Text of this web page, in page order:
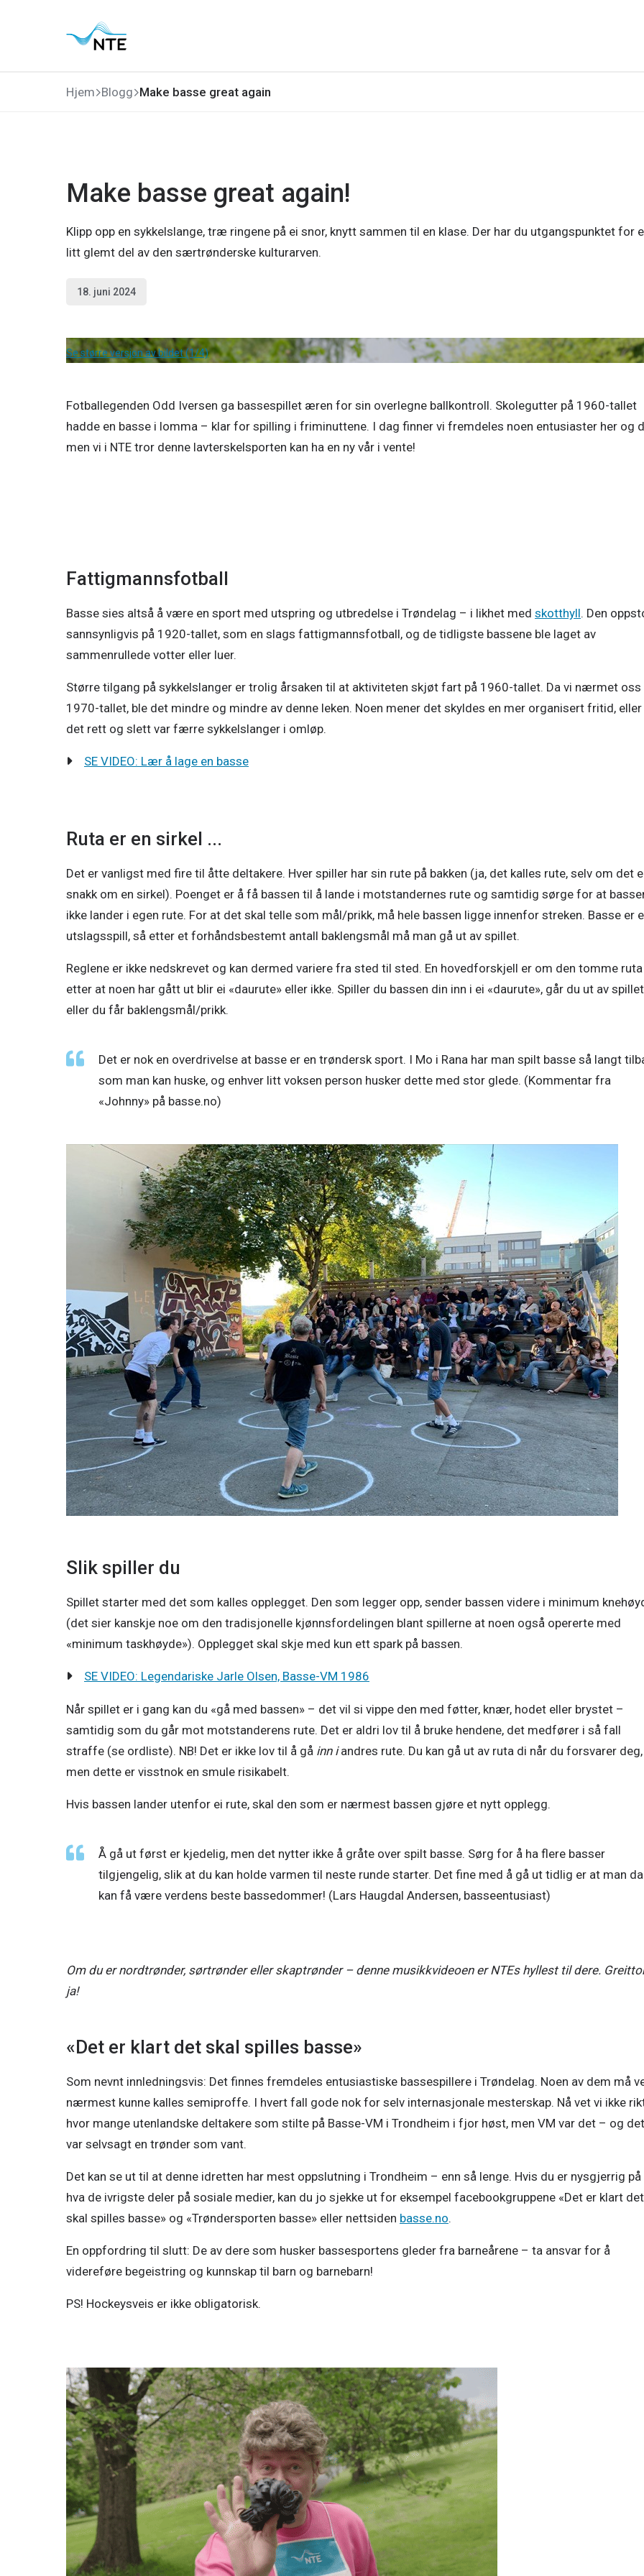
Hjem Blogg Make basse great again
Make basse great again!
Klipp opp en sykkelslange, træ ringene på ei snor, knytt sammen til en klase. Der har du utgangspunktet for
litt glemt del av den særtrønderske kulturarven.
18. juni 2024
Se større versjon av bildet (1/4)
Fotballegenden Odd Iversen ga bassespillet æren for sin overlegne ballkontroll. Skolegutter på 1960-tallet
hadde en basse i lomma – klar for spilling i friminuttene. I dag finner vi fremdeles noen entusiaster her og
men vi i NTE tror denne lavterskelsporten kan ha en ny vår i vente!
Fattigmannsfotball
Basse sies altså å være en sport med utspring og utbredelse i Trøndelag – i likhet med skotthyll. Den
sannsynligvis på 1920-tallet, som en slags fattigmannsfotball, og de tidligste bassene ble laget av
sammenrullede votter eller luer.
Større tilgang på sykkelslanger er trolig årsaken til at aktiviteten skjøt fart på 1960-tallet. Da vi nærmet oss
1970-tallet, ble det mindre og mindre av denne leken. Noen mener det skyldes en mer organisert fritid,
det rett og slett var færre sykkelslanger i omløp.
SE VIDEO: Lær å lage en basse
Foto: Lars Haugdal Andersen/basse.no.
Ruta er en sirkel ...
Det er vanligst med fire til åtte deltakere. Hver spiller har sin rute på bakken (ja, det kalles rute, selv om det
snakk om en sirkel). Poenget er å få bassen til å lande i motstandernes rute og samtidig sørge for at
ikke lander i egen rute. For at det skal telle som mål/prikk, må hele bassen ligge innenfor streken. Basse er
utslagsspill, så etter et forhåndsbestemt antall baklengsmål må man gå ut av spillet.
Reglene er ikke nedskrevet og kan dermed variere fra sted til sted. En hovedforskjell er om den tomme ruta
etter at noen har gått ut blir ei «daurute» eller ikke. Spiller du bassen din inn i ei «daurute», går du ut av spillet
eller du får baklengsmål/prikk.
Det er nok en overdrivelse at basse er en trøndersk sport. I Mo i Rana har man spilt basse så langt
som man kan huske, og enhver litt voksen person husker dette med stor glede. (Kommentar fra
«Johnny» på basse.no)
Slik spiller du
Spillet starter med det som kalles opplegget. Den som legger opp, sender bassen videre i minimum
(det sier kanskje noe om den tradisjonelle kjønnsfordelingen blant spillerne at noen også opererte med
«minimum taskhøyde»). Opplegget skal skje med kun ett spark på bassen.
SE VIDEO: Legendariske Jarle Olsen, Basse-VM 1986
Når spillet er i gang kan du «gå med bassen» – det vil si vippe den med føtter, knær, hodet eller brystet –
samtidig som du går mot motstanderens rute. Det er aldri lov til å bruke hendene, det medfører i så fall
straffe (se ordliste). NB! Det er ikke lov til å gå inn i andres rute. Du kan gå ut av ruta di når du forsvarer deg,
men dette er visstnok en smule risikabelt.
Hvis bassen lander utenfor ei rute, skal den som er nærmest bassen gjøre et nytt opplegg.
Å gå ut først er kjedelig, men det nytter ikke å gråte over spilt basse. Sørg for å ha flere basser
tilgjengelig, slik at du kan holde varmen til neste runde starter. Det fine med å gå ut tidlig er at man da
kan få være verdens beste bassedommer! (Lars Haugdal Andersen, basseentusiast)
hyllest
til
🛴
Om du er nordtrønder, sørtrønder eller skaptrønder – denne musikkvideoen er NTEs hyllest til dere.
ja!
«Det er klart det skal spilles basse»
Som nevnt innledningsvis: Det finnes fremdeles entusiastiske bassespillere i Trøndelag. Noen av dem må
nærmest kunne kalles semiproffe. I hvert fall gode nok for selv internasjonale mesterskap. Nå vet vi ikke
hvor mange utenlandske deltakere som stilte på Basse-VM i Trondheim i fjor høst, men VM var det – og det
var selvsagt en trønder som vant.
Det kan se ut til at denne idretten har mest oppslutning i Trondheim – enn så lenge. Hvis du er nysgjerrig på
hva de ivrigste deler på sosiale medier, kan du jo sjekke ut for eksempel facebookgruppene «Det er klart det
skal spilles basse» og «Trøndersporten basse» eller nettsiden basse.no.
En oppfordring til slutt: De av dere som husker bassesportens gleder fra barneårene – ta ansvar for å
videreføre begeistring og kunnskap til barn og barnebarn!
PS! Hockeysveis er ikke obligatorisk.